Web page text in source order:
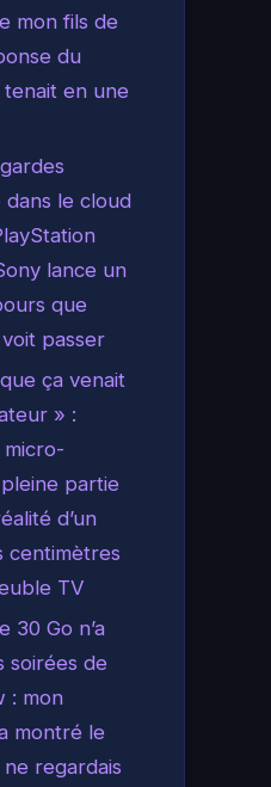
mon fils de
du
en une
dans le cloud
lance un
que
passer
ça venait
» :
partie
d’un
centimètres
TV
30 Go n’a
soirées de
: mon
montré le
regardais